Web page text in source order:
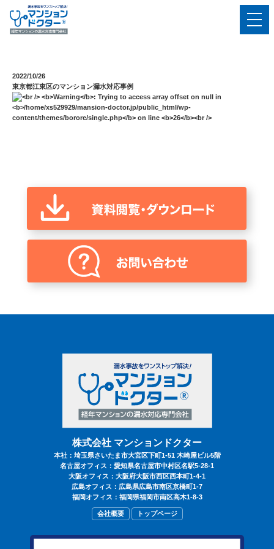
マンションドクター を知る
漏水事故の解決までの流れ
よくある質問
2022/10/26
東京都江東区のマンション漏⽔対応事例
株式会社 マンションドクター
本社：埼玉県さいたま市大宮区下町1-51 木崎屋ビル5階
名古屋オフィス：愛知県名古屋市中村区名駅5-28-1
大阪オフィス：大阪府大阪市西区西本町1-4-1
広島オフィス：広島県広島市南区京橋町1-7
福岡オフィス：福岡県福岡市南区高木1-8-3
会社概要 トップページ